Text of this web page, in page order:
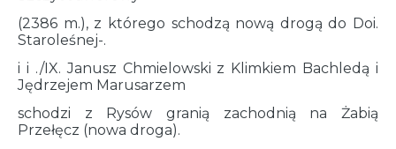
(2386 m.), z którego schodzą nową drogą do Doi.
Staroleśnej-.
i i ./IX. Janusz Chmielowski z Klimkiem Bachledą i
Jędrzejem Marusarzem
schodzi z Rysów granią zachodnią na Żabią
Przełęcz (nowa droga).